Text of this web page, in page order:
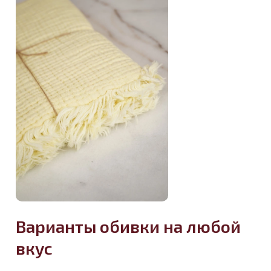
Варианты обивки на любой
вкус